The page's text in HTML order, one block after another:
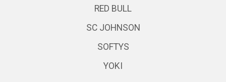
RED BULL
SC JOHNSON
SOFTYS
YOKI